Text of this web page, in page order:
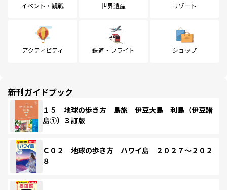
イベント・観戦 世界遺産 リゾート
アクティビティ 鉄道・フライト ショップ
新刊ガイドブック
１５ 地球の歩き方 島旅 伊豆大島 利島（伊豆諸
島①）３訂版
Ｃ０２ 地球の歩き方 ハワイ島 ２０２７～２０２
８